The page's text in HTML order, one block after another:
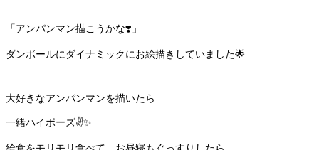
「アンパンマン描こうかな❣️」
ダンボールにダイナミックにお絵描きしていました🌟
大好きなアンパンマンを描いたら
一緒ハイポーズ✌️✨